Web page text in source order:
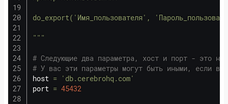
do_export('Имя_пользователя',
"""
# Следующие два параметра, хост и порт - это
# У вас эти параметры могут быть иными, если вы
host =
'db.cerebrohq.com'
port = 45432